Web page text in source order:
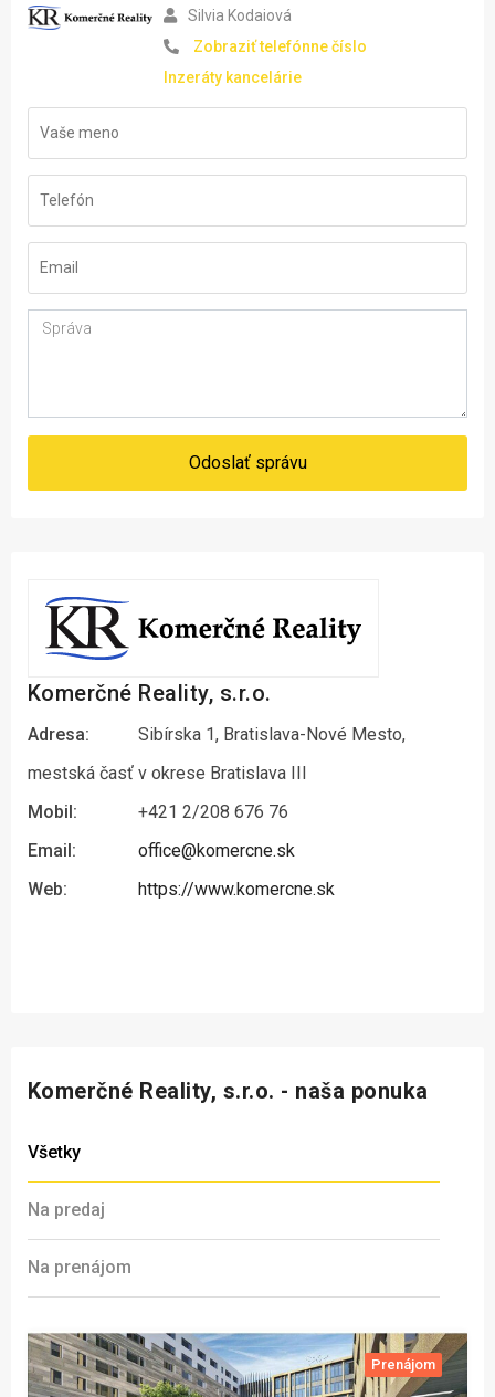
Silvia Kodaiová
Zobraziť telefónne číslo
Inzeráty kancelárie
Odoslať správu
Komerčné Reality, s.r.o.
Adresa:
Sibírska 1, Bratislava-Nové Mesto,
mestská časť v okrese Bratislava III
Mobil:
+421 2/208 676 76
Email:
office@komercne.sk
Web:
https://www.komercne.sk
Komerčné Reality, s.r.o. - naša ponuka
Všetky
Na predaj
Na prenájom
Prenájom